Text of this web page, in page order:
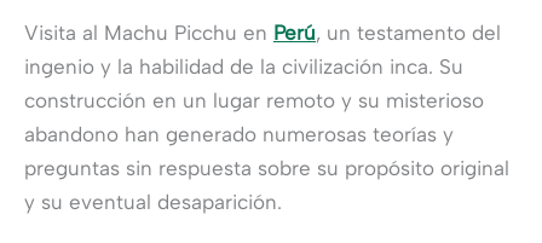
Visita al Machu Picchu en Perú, un testamento del
ingenio y la habilidad de la civilización inca. Su
construcción en un lugar remoto y su misterioso
abandono han generado numerosas teorías y
preguntas sin respuesta sobre su propósito original
y su eventual desaparición.